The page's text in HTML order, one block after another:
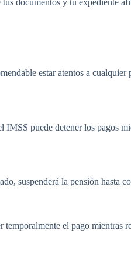
estar atentos a
puede detener los pagos
suspenderá la pensión hasta
el pago mientras